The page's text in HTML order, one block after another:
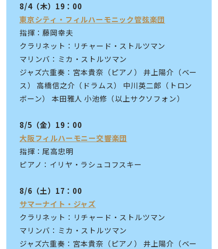
8/4（木）19：00
東京シティ・フィルハーモニック管弦楽団
指揮：藤岡幸夫
クラリネット：リチャード・ストルツマン
マリンバ：ミカ・ストルツマン
ジャズ六重奏：宮本貴奈（ピアノ） 井上陽介（ベー
ス） 高橋信之介（ドラムス） 中川英二郎（トロン
ボーン） 本田雅人 小池修（以上サクソフォン）
8/5（金）19：00
大阪フィルハーモニー交響楽団
指揮：尾高忠明
ピアノ：イリヤ・ラシュコフスキー
8/6（土）17：00
サマーナイト・ジャズ
クラリネット：リチャード・ストルツマン
マリンバ：ミカ・ストルツマン
ジャズ六重奏：宮本貴奈（ピアノ） 井上陽介（ベー